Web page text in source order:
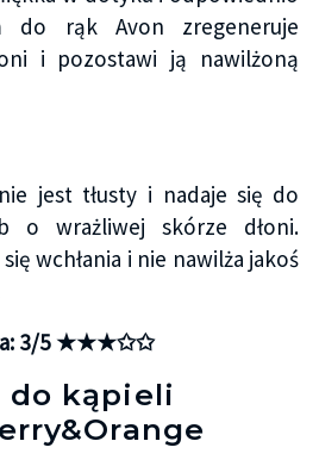
do rąk Avon zregeneruje
i pozostawi ją nawilżoną
jest tłusty i nadaje się do
o wrażliwej skórze dłoni.
wchłania i nie nawilża jakoś
3/5 ★★★✩✩
do kąpieli